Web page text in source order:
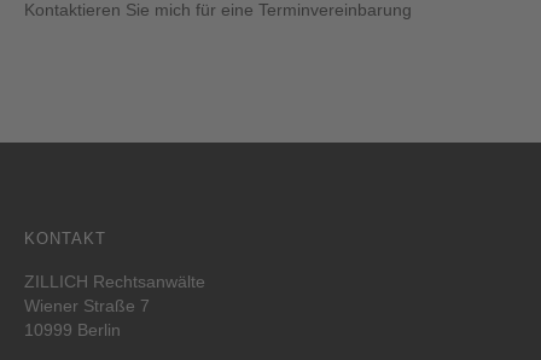
Kontaktieren Sie mich für eine Terminvereinbarung
KONTAKT
ZILLICH Rechtsanwälte
Wiener Straße 7
10999 Berlin